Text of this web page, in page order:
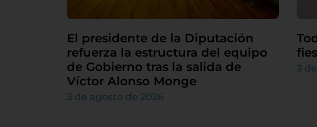
El presidente de la Diputación
refuerza la estructura del equipo
de Gobierno tras la salida de
Víctor Alonso Monge
3 de agosto de 2026
3